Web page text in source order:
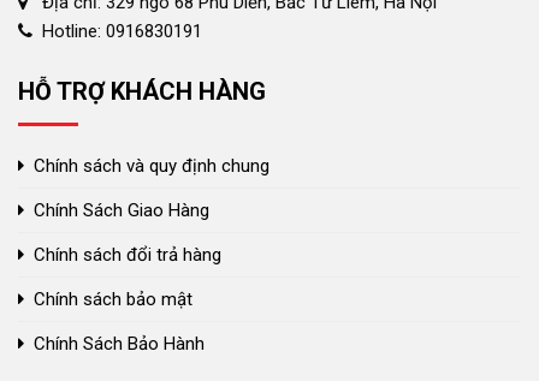
Hotline: 0916830191
HỖ TRỢ KHÁCH HÀNG
Chính sách và quy định chung
Chính Sách Giao Hàng
Chính sách đổi trả hàng
Chính sách bảo mật
Chính Sách Bảo Hành